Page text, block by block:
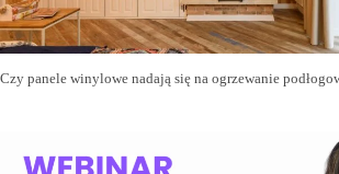
Czy panele winylowe nadają się na ogrzewanie